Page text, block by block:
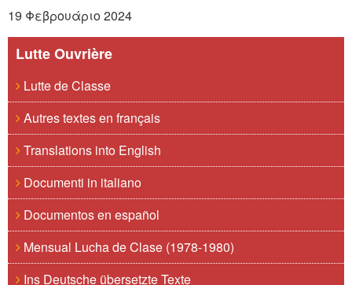
19 Φεβρουάριο 2024
Lutte Ouvrière
Lutte de Classe
Autres textes en français
Translations into English
Documenti in italiano
Documentos en español
Mensual Lucha de Clase (1978-1980)
Ins Deutsche übersetzte Texte